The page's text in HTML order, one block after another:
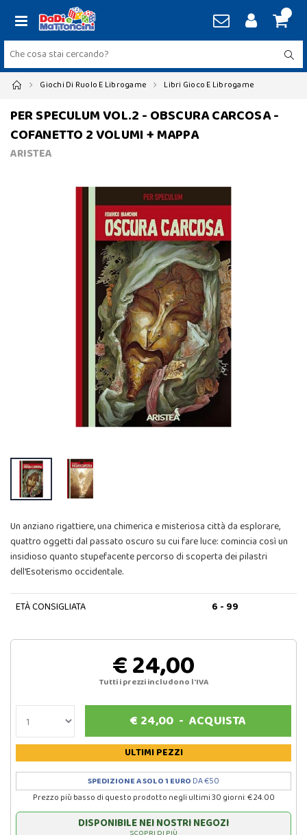
Giochi Di Ruolo E Librogame Libri Gioco E Librogame
PER SPECULUM VOL.2 - OBSCURA CARCOSA -
COFANETTO 2 VOLUMI + MAPPA
ARISTEA
Un anziano rigattiere, una chimerica e misteriosa città da esplorare,
quattro oggetti dal passato oscuro su cui fare luce: comincia così un
insidioso quanto stupefacente percorso di scoperta dei pilastri
dell'Esoterismo occidentale.
ETÀ CONSIGLIATA 6 - 99
€ 24,00
Tutti i prezzi includono l'IVA
€ 24,00 -ACQUISTA
ULTIMI PEZZI
SPEDIZIONE A SOLO 1 EURO DA €50
Prezzo più basso di questo prodotto negli ultimi 30 giorni: € 24.00
DISPONIBILE NEI NOSTRI NEGOZI